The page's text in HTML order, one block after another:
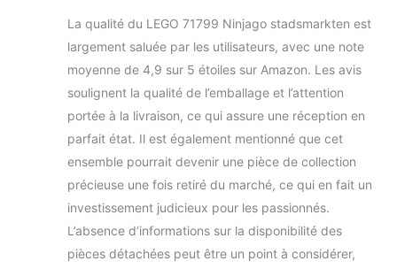
La qualité du LEGO 71799 Ninjago stadsmarkten est
largement saluée par les utilisateurs, avec une note
moyenne de 4,9 sur 5 étoiles sur Amazon. Les avis
soulignent la qualité de l’emballage et l’attention
portée à la livraison, ce qui assure une réception en
parfait état. Il est également mentionné que cet
ensemble pourrait devenir une pièce de collection
précieuse une fois retiré du marché, ce qui en fait un
investissement judicieux pour les passionnés.
L’absence d’informations sur la disponibilité des
pièces détachées peut être un point à considérer,